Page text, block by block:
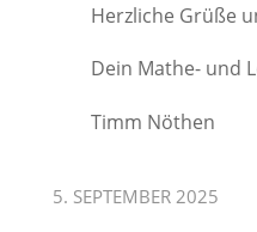
Herzliche Grüße
Dein Mathe- und
Timm Nöthen
5. SEPTEMBER 2025